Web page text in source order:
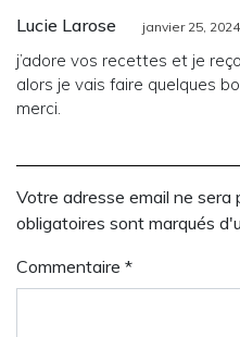
Lucie Larose janvier 25, 2024
j’adore vos recettes et je
alors je vais faire quelques
merci.
Votre adresse email ne sera
obligatoires sont marqués
Commentaire *